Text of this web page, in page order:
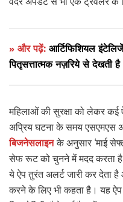
» और पढ़ें: आर्टिफिशियल
पितृसत्तात्मक नज़रिये से देखती है
महिलाओं की सुरक्षा को लेकर कई
अप्रिय घटना के समय एसएमएस
बिजनेसलाइन के अनुसार ‘माई
सेफ रूट को चुनने में मदद करता
ये ऐप तुरंत अलर्ट जारी कर देता है
करने के लिए भी कहता है। यह ऐप